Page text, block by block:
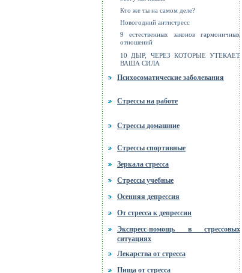
Кто же ты на самом деле?
Новогодний антистресс
9 естественных законов гармоничных
отношений
10 ДЫР, ЧЕРЕЗ КОТОРЫЕ УТЕКАЕТ
ВАША СИЛА
Психосоматические заболевания
Стрессы на работе
Стрессы домашние
Стрессы спортивные
Зеркала стресса
Стрессы учебные
Осенняя депрессия
От стресса к депрессии
Экспресс-помощь в стрессовых
ситуациях
Лекарства от стресса
Пища от стресса